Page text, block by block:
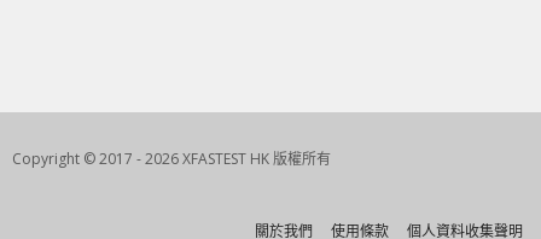
Copyright © 2017 - 2026 XFASTEST HK 版權所有
關於我們 使用條款 個人資料收集聲明